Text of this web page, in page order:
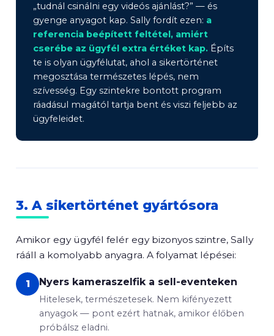
„tudnál csinálni egy videós ajánlást?” — és
gyenge anyagot kap. Sally fordít ezen: a
referencia beépített feltétel, amiért
cserébe az ügyfél extra értéket kap. Építs
te is olyan ügyfélutat, ahol a sikertörténet
megosztása természetes lépés, nem
szívesség. Egy szintekre bontott program
ráadásul magától tartja bent és viszi feljebb az
ügyfeleidet.
3. A sikertörténet gyártósora
Amikor egy ügyfél felér egy bizonyos szintre, Sally
rááll a komolyabb anyagra. A folyamat lépései:
1 Nyers kameraszelfik a sell-eventeken
Hitelesek, természetesek. Nem kifényezett
anyagok — pont ezért hatnak, amikor élőben
próbálsz eladni.